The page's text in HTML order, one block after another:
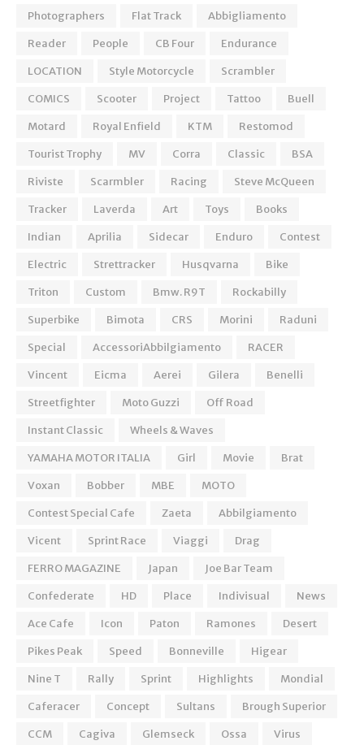
Photographers
Flat Track
Abbigliamento
Reader
People CB Four
Endurance
LOCATION
Style Motorcycle
Scrambler
COMICS
Scooter Project Tattoo
Buell
Motard
Royal Enfield KTM
Restomod
Tourist Trophy
MV Corra Classic
BSA
Riviste
Scarmbler Racing
Steve McQueen
Tracker
Laverda Art Toys
Books
Indian
Aprilia Sidecar Enduro
Contest
Electric
Strettracker Husqvarna
Bike
Triton
Custom Bmw. R9T
Rockabilly
Superbike
Bimota CRS Morini
Raduni
Special
AccessoriAbbilgiamento
RACER
Vincent
Eicma Aerei Gilera
Benelli
Streetfighter
Moto Guzzi
Off Road
Instant Classic
Wheels & Waves
YAMAHA MOTOR ITALIA
Girl Movie
Brat
Voxan
Bobber MBE
MOTO
Contest Special Cafe
Zaeta
Abbilgiamento
Vicent
Sprint Race Viaggi
Drag
FERRO MAGAZINE
Japan
Joe Bar Team
Confederate
HD Place Indivisual
News
Ace Cafe
Icon Paton Ramones
Desert
Pikes Peak
Speed Bonneville
Higear
Nine T
Rally Sprint Highlights
Mondial
Caferacer
Concept Sultans
Brough Superior
CCM
Cagiva Glemseck Ossa
Virus